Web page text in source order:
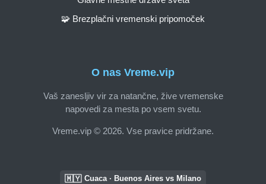
O nas Vreme.vip
Vaš zanesljiv vir za natančne, žive vremenske
napovedi za mesta po vsem svetu.
Vreme.vip © 2026. Vse pravice pridržane.
🧩 Brezplačni vremenski pripomoček
🇲🇾 Cuaca · Buenos Aires vs Milano